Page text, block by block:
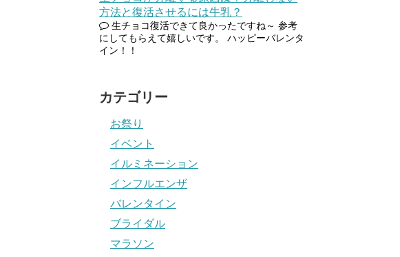
方法と復活させるには牛乳？
生チョコ復活できて良かったですね～ 参考
にしてもらえて嬉しいです。 ハッピーバレンタ
イン！！
カテゴリー
お祭り
イベント
イルミネーション
インフルエンザ
バレンタイン
ブライダル
マラソン